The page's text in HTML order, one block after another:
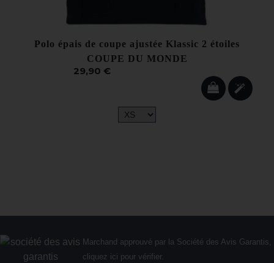
Polo épais de coupe ajustée Klassic 2 étoiles
COUPE DU MONDE
29,90 €
Marchand approuvé par la Société des Avis Garantis,
cliquez ici pour vérifier.